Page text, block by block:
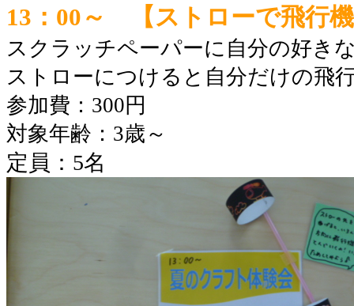
13：00～ 【ストローで飛行
スクラッチペーパーに自分の好き
ストローにつけると自分だけの飛
参加費：300円
対象年齢：3歳～
定員：5名